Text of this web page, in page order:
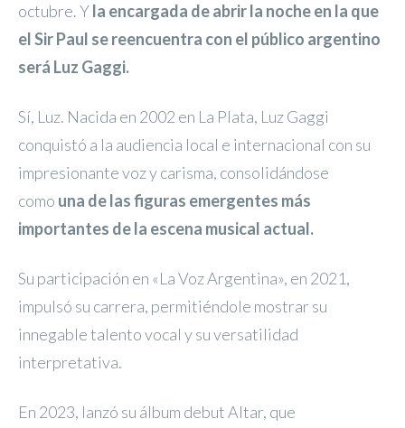
octubre. Yla encargada de abrir la noche en la que
el Sir Paul se reencuentra con el público argentino
será Luz Gaggi.
Sí, Luz. Nacida en 2002 en La Plata, Luz Gaggi
conquistó a la audiencia local e internacional con su
impresionante voz y carisma, consolidándose
como una de las figuras emergentes más
importantes de la escena musical actual.
Su participación en «La Voz Argentina», en 2021,
impulsó su carrera, permitiéndole mostrar su
innegable talento vocal y su versatilidad
interpretativa.
En 2023, lanzó su álbum debut Altar, que